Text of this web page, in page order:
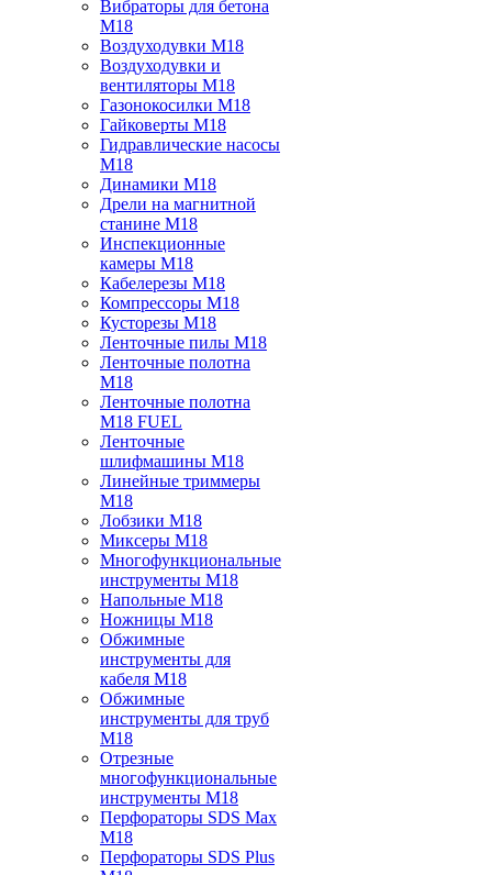
Вибраторы для бетона
M18
Воздуходувки M18
Воздуходувки и
вентиляторы M18
Газонокосилки M18
Гайковерты M18
Гидравлические насосы
M18
Динамики M18
Дрели на магнитной
станине M18
Инспекционные
камеры M18
Кабелерезы M18
Компрессоры M18
Кусторезы M18
Ленточные пилы M18
Ленточные полотна
M18
Ленточные полотна
M18 FUEL
Ленточные
шлифмашины M18
Линейные триммеры
M18
Лобзики M18
Миксеры M18
Многофункциональные
инструменты M18
Напольные M18
Ножницы M18
Обжимные
инструменты для
кабеля M18
Обжимные
инструменты для труб
M18
Отрезные
многофункциональные
инструменты M18
Перфораторы SDS Max
M18
Перфораторы SDS Plus